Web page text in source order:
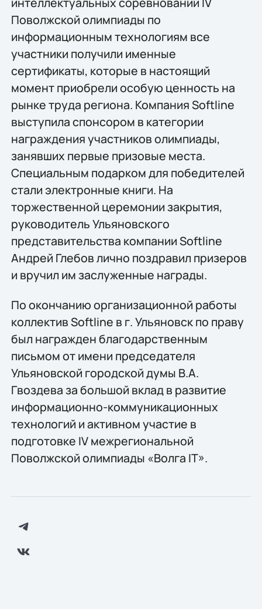
Поволжской олимпиады по
информационным технологиям все
участники получили именные
сертификаты, которые в настоящий
момент приобрели особую ценность на
рынке труда региона. Компания Softlinе
выступила спонсором в категории
награждения участников олимпиады,
занявших первые призовые места.
Специальным подарком для победителей
стали электронные книги. На
торжественной церемонии закрытия,
руководитель Ульяновского
представительства компании Softline
Андрей Глебов лично поздравил призеров
и вручил им заслуженные награды.
По окончанию организационной работы
коллектив Softline в г. Ульяновск по праву
был награжден благодарственным
письмом от имени председателя
Ульяновской городской думы В.А.
Гвоздева за большой вклад в развитие
информационно-коммуникационных
технологий и активном участие в
подготовке IV межрегиональной
Поволжской олимпиады «Волга IT».